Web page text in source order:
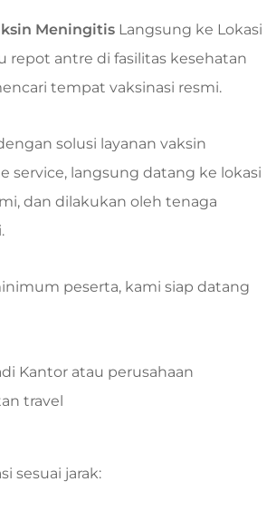
Meningitis Langsung ke Lokasi
repot antre di fasilitas kesehatan
tempat vaksinasi resmi.
solusi layanan vaksin
service, langsung datang ke lokasi
dan dilakukan oleh tenaga
peserta, kami siap datang
Kantor atau perusahaan
travel
sesuai jarak: